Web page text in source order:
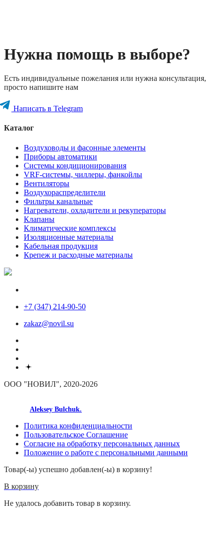
Нужна помощь в выборе?
Есть индивидуальные пожелания или нужна консультация,
просто напишите нам
Написать в Telegram
Каталог
Воздуховоды и фасонные элементы
Приборы автоматики
Системы кондиционирования
VRF-системы, чиллеры, фанкойлы
Вентиляторы
Воздухораспределители
Фильтры канальные
Нагреватели, охладители и рекуператоры
Клапаны
Климатические комплексы
Изоляционные материалы
Кабельная продукция
Крепеж и расходные материалы
+7 (347) 214-90-50
zakaz@novil.su
ООО "НОВИЛ", 2020-2026
Aleksey Bulchuk.
Политика конфиденциальности
Пользовательское Соглашение
Согласие на обработку персональных данных
Положение о работе с персональными данными
Товар(-ы) успешно добавлен(-ы) в корзину!
В корзину
Не удалось добавить товар в корзину.